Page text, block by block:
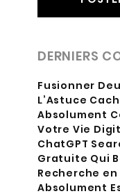
DERNIERS
Fusionner
L’Astuce
Absolument
Votre Vie
ChatGPT
Gratuite Qui
Recherche
Absolument